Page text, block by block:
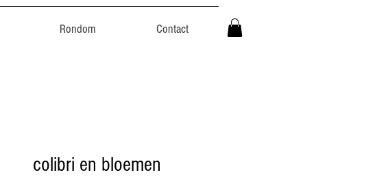
Rondom Contact
colibri en bloemen